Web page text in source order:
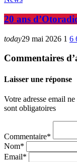
20 ans
today29 mai 2026 1 6
Commentaires
Laisser une réponse
Votre adresse email
sont obligatoires
Commentaire*
Nom*
Email*